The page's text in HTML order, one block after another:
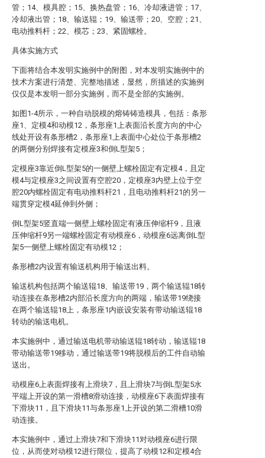
管；14、模具腔；15、换热盘管；16、冷却液进管；17、
冷却液出管；18、输送辊；19、输送带；20、空腔；21、
电动推料杆；22、模芯；23、紧固螺栓。
具体实施方式
下面将结合本发明实施例中的附图，对本发明实施例中的
技术方案进行清楚、完整地描述，显然，所描述的实施例
仅仅是本发明一部分实施例，而不是全部的实施例。
如图1-4所示，一种自动脱模的熔铸铸造模具，包括：条形
座1、定模4和动模12，条形座1上表面沿长度方向的中心
线处开设有条形槽2，条形座1上表面中心处位于条形槽2
的两侧分别焊接有定模座3和倒L型架5；
定模座3靠近倒L型架5的一侧壁上螺栓固定有定模4，且定
模4与定模座3之间设置有空腔20，定模座3内壁上位于空
腔20内螺栓固定有电动推料杆21，且电动推料杆21的另一
端贯穿定模4延伸到外侧；
倒L型架5竖直端一侧壁上螺栓固定有液压伸缩杆9，且液
压伸缩杆9另一端螺栓固定有动模座6，动模座6远离倒L型
架5一侧壁上螺栓固定有动模12；
条形槽2内设置有输送机构用于输送出料。
输送机构包括两个输送辊18、输送带19，两个输送辊18转
动连接在条形槽2内部沿长度方向的两端，输送带19绕接
在两个输送辊18上，条形座1内嵌设安装有带动输送辊18
转动的输送电机。
本实施例中，通过输送电机带动输送辊18转动，输送辊18
带动输送带19移动，通过输送带19将脱模后的工件自动输
送出。
动模座6上表面焊接有上滑块7，且上滑块7与倒L型架5水
平端上开设的第一滑槽8滑动连接，动模座6下表面焊接有
下滑块11，且下滑块11与条形座1上开设的第二滑槽10滑
动连接。
本实施例中，通过上滑块7和下滑块11对动模座6进行限
位，从而使对动模12进行限位，提高了动模12和定模4合